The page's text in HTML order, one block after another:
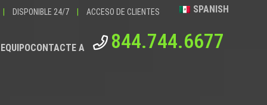
| DISPONIBLE 24/7 | ACCESO DE CLIENTES SPANISH
CONTACTE A 844.744.6677